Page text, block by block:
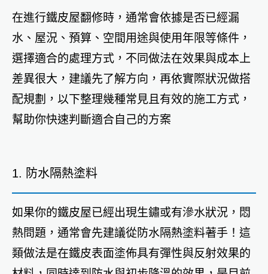
在進行鐵皮屋翻修時，通常會依據是否已經漏
水、屋況、預算、空間用途與使用年限等條件，
選擇適合的處理方式，不同做法在效果與成本上
差異很大，建議先了解方向，再依實際狀況做搭
配規劃，以下整理幾種常見且有效的施工方式，
幫助你快速判斷適合自己的方案
1. 防水隔熱塗料
如果你的鐵皮屋已經出現生鏽或有滲水狀況，悶
熱問題，通常會先建議從防水隔熱塗料著手！這
類做法是在鐵皮表面塗佈具有彈性與反射效果的